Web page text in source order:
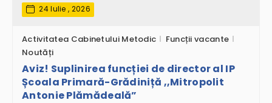
24 Iulie , 2026
Activitatea Cabinetului Metodic
Funcții vacante
Noutăți
Aviz! Suplinirea funcției de director al IP
Școala Primară-Grădiniță ,,Mitropolit
Antonie Plămădeală”